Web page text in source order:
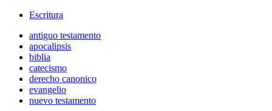
Escritura
antiguo testamento
apocalipsis
biblia
catecismo
derecho canonico
evangelio
nuevo testamento